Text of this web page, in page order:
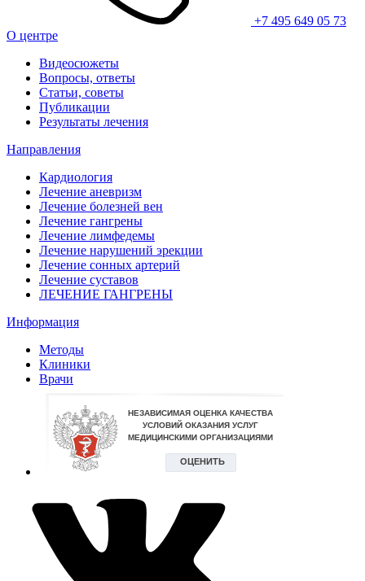
+7 495 649 05 73
О центре
Видеосюжеты
Вопросы, ответы
Статьи, советы
Публикации
Результаты лечения
Направления
Кардиология
Лечение аневризм
Лечение болезней вен
Лечение гангрены
Лечение лимфедемы
Лечение нарушений эрекции
Лечение сонных артерий
Лечение суставов
ЛЕЧЕНИЕ ГАНГРЕНЫ
Информация
Методы
Клиники
Врачи